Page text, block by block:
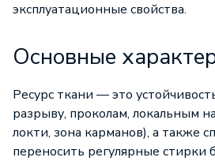
эксплуатационные свойства.
Основные
Ресурс ткани — это
разрыву, проколам, локальным
локти, зона карманов), а также
переносить регулярные стирки